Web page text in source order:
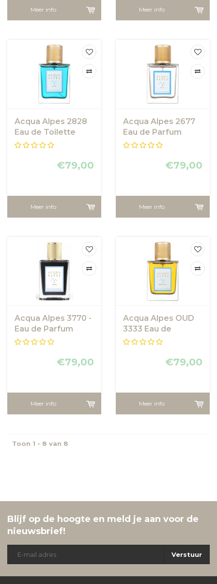
Meer info Meer info
Acqua Alpes 2828
Eau de Toilette
€79,00
Meer info
Acqua Alpes 2677
Eau de Parfum
€79,00
Meer info
Acqua Alpes 3770 -
Eau de Parfum
€79,00
Meer info
Acqua Alpes OUD
3333 Eau de
Parfum
€79,00
Meer info
Toon 1 - 8 van 8
Blijf op de hoogte en meld je aan voor de
nieuwsbrief!
Verstuur